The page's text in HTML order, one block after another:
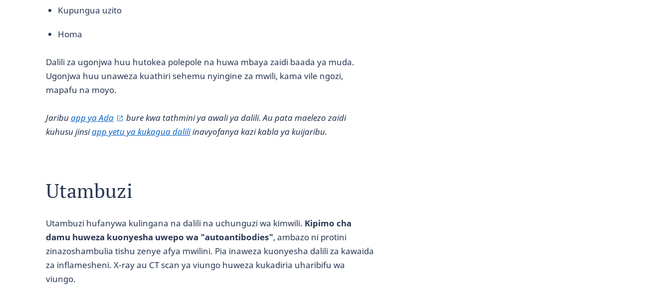
Kupungua uzito
Homa
Dalili za ugonjwa huu hutokea polepole na huwa mbaya zaidi baada ya muda.
Ugonjwa huu unaweza kuathiri sehemu nyingine za mwili, kama vile ngozi,
mapafu na moyo.
Jaribuapp ya Ada
bure kwa tathmini ya awali ya dalili. Au pata maelezo zaidi
kuhusu jinsiapp yetu ya kukagua daliliinavyofanya kazi kabla ya kuijaribu.
Utambuzi
Utambuzi hufanywa kulingana na dalili na uchunguzi wa kimwili. Kipimo cha
damu huweza kuonyesha uwepo wa "autoantibodies", ambazo ni protini
zinazoshambulia tishu zenye afya mwilini. Pia inaweza kuonyesha dalili za kawaida
za inflamesheni. X-ray au CT scan ya viungo huweza kukadiria uharibifu wa
viungo.